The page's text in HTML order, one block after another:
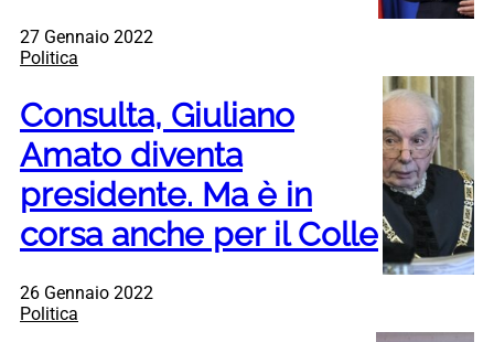
27 Gennaio 2022
Politica
Consulta, Giuliano
Amato diventa
presidente. Ma è in
corsa anche per il Colle
26 Gennaio 2022
Politica